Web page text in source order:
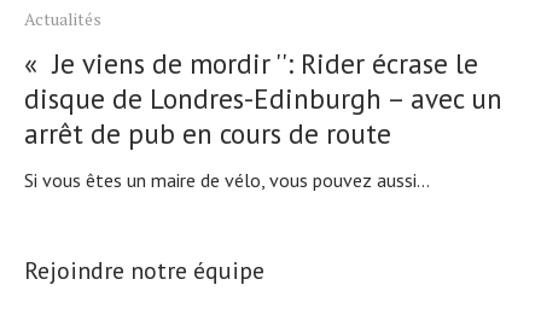
Actualités
« Je viens de mordir '': Rider écrase le
disque de Londres-Edinburgh – avec un
arrêt de pub en cours de route
Si vous êtes un maire de vélo, vous pouvez aussi...
Rejoindre notre équipe